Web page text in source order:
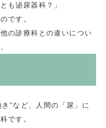
も泌尿器科？」
です。
の診療科との違いについ
”など、人間の「尿」に
です。